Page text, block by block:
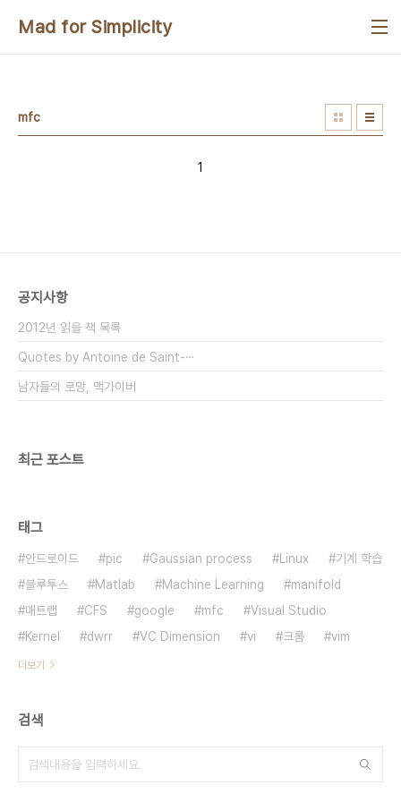
Mad for Simplicity
mfc
1
공지사항
2012년 읽을 책 목록
Quotes by Antoine de Saint-⋯
남자들의 로망, 맥가이버
최근 포스트
태그
안드로이드 pic Gaussian process Linux
기계 학습
블루투스
Matlab Machine Learning
manifold
매트랩
CFS google mfc
Visual Studio
Kernel
dwrr VC Dimension vi 크롬 vim
더보기
검색